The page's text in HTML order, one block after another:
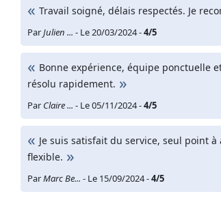
Travail soigné, délais respectés. Je
ParJulien ... - Le 20/03/2024 -4/5
Bonne expérience, équipe ponctuelle
résolu rapidement.
Par Claire ... - Le 05/11/2024 -4/5
Je suis satisfait du service, seul point
flexible.
ParMarc Be... - Le 15/09/2024 -4/5